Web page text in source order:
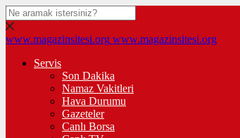
www.magazinsitesi.org www.magazinsitesi.org
Servis
Son Dakika
Namaz Vakitleri
Hava Durumu
Gazeteler
Canlı Borsa